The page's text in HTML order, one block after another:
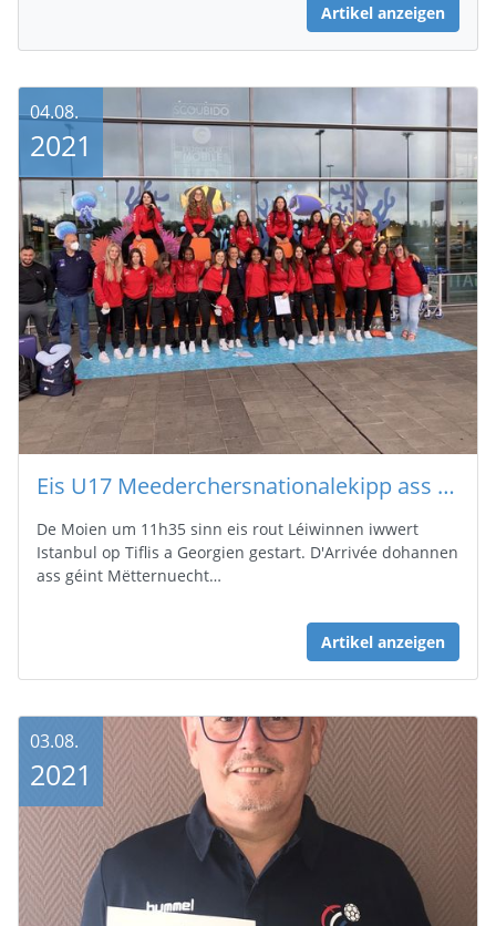
Artikel anzeigen
Eis U17 Meederchersnationalekipp ass de Moien a Georgië gestart
De Moien um 11h35 sinn eis rout Léiwinnen iwwert
Istanbul op Tiflis a Georgien gestart. D'Arrivée dohannen
ass géint Mëtternuecht…
Artikel anzeigen
04.08.
2021
03.08.
2021